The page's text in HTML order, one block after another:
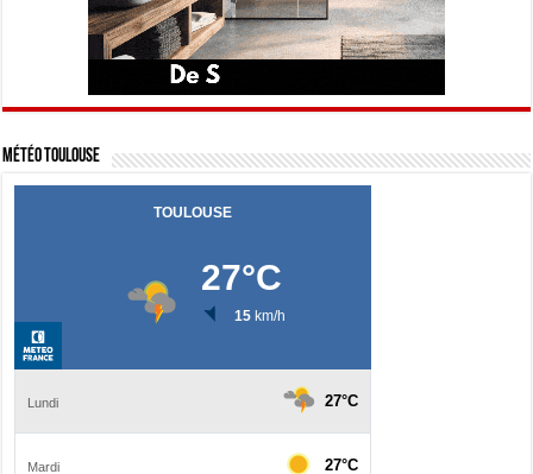
Météo Toulouse